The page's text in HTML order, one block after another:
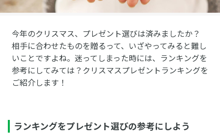
今年のクリスマス、プレゼント選びは済みましたか？
相手に合わせたものを贈るって、いざやってみると難し
いことですよね。迷ってしまった時には、ランキングを
参考にしてみては？クリスマスプレゼントランキングを
ご紹介します！
ランキングをプレゼント選びの参考にしよう